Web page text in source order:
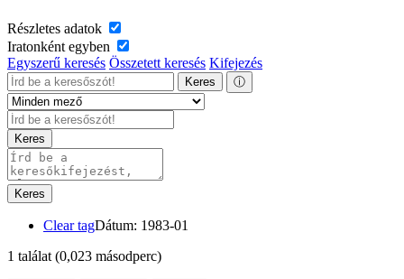
Részletes adatok
Iratonként egyben
Egyszerű keresés Összetett keresés Kifejezés
Keres ⓘ
Keres
Keres
Clear tagDátum: 1983-01
1 találat (0,023 másodperc)